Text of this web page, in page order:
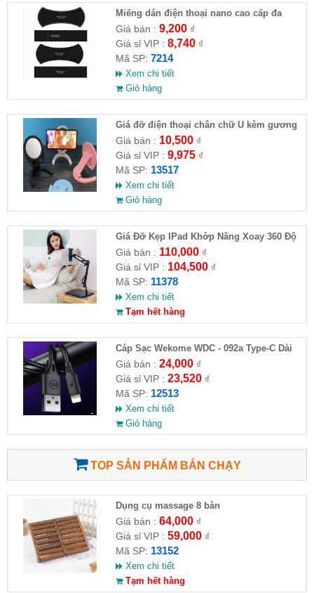
Miếng dán điện thoại nano cao cấp đa
năng
Giá bán : 9,200₫
Giá sỉ VIP : 8,740₫
Mã SP: 7214
Xem chi tiết
Giỏ hàng
Giá đỡ điện thoại chân chữ U kèm gương
Giá bán : 10,500₫
Giá sỉ VIP : 9,975₫
Mã SP: 13517
Xem chi tiết
Giỏ hàng
Giá Đỡ Kẹp IPad Khớp Nâng Xoay 360 Độ
Đa Năng( HĐ )
Giá bán : 110,000₫
Giá sỉ VIP : 104,500₫
Mã SP: 11378
Xem chi tiết
Tạm hết hàng
Cáp Sạc Wekome WDC - 092a Type-C Dài
3M
Giá bán : 24,000₫
Giá sỉ VIP : 23,520₫
Mã SP: 12513
Xem chi tiết
Giỏ hàng
TOP SẢN PHẨM BÁN CHẠY
Dụng cụ massage 8 bàn
Giá bán : 64,000₫
Giá sỉ VIP : 59,000₫
Mã SP: 13152
Xem chi tiết
Tạm hết hàng